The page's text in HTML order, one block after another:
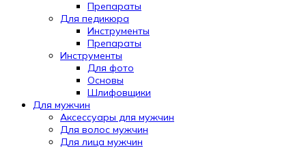
Препараты
Для педикюра
Инструменты
Препараты
Инструменты
Для фото
Основы
Шлифовщики
Для мужчин
Аксессуары для мужчин
Для волос мужчин
Для лица мужчин